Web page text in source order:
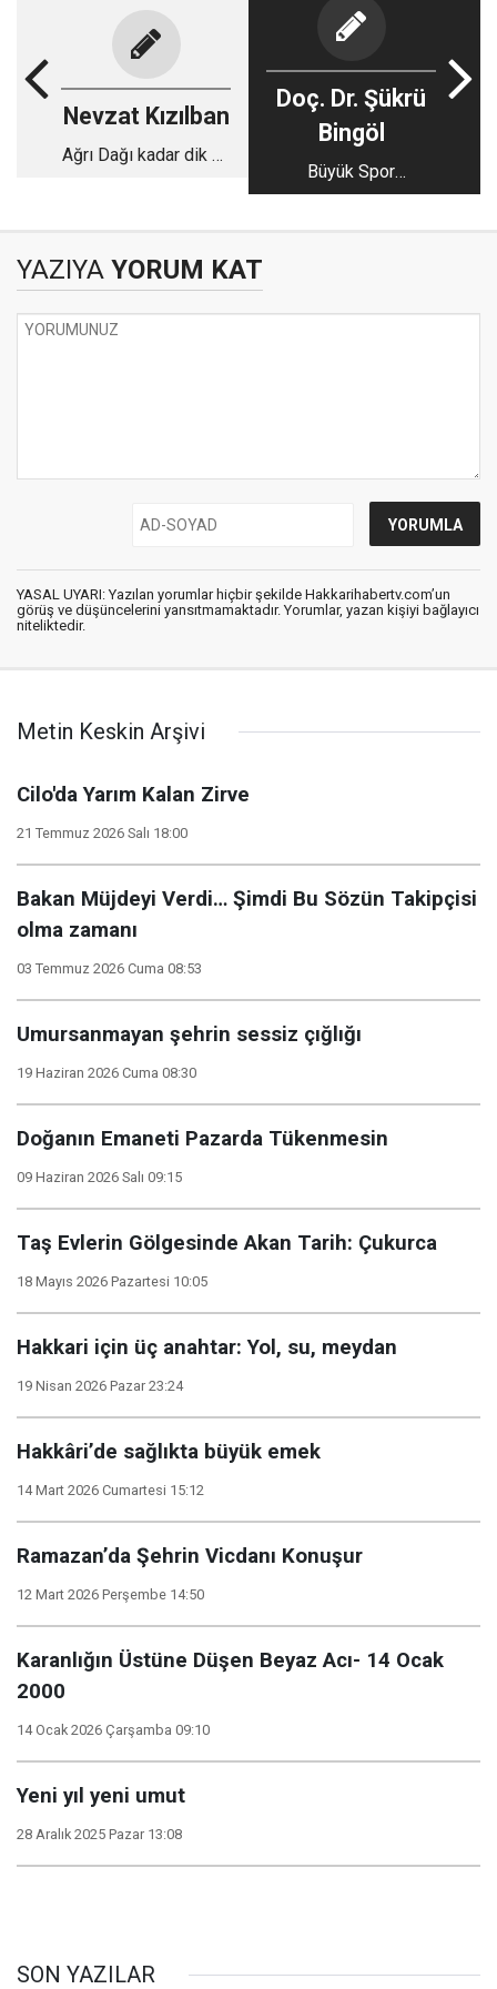
Nevzat Kızılban
Ağrı Dağı kadar dik ve
Doç. Dr. Şükrü
Bingöl
Büyük Spor
Organizasyonlarının
YAZIYA YORUM KAT
YASAL UYARI: Yazılan yorumlar hiçbir şekilde Hakkarihabertv.com’un
görüş ve düşüncelerini yansıtmamaktadır. Yorumlar, yazan kişiyi bağlayıcı
niteliktedir.
Metin Keskin Arşivi
Cilo'da Yarım Kalan Zirve
21 Temmuz 2026 Salı 18:00
Bakan Müjdeyi Verdi… Şimdi Bu Sözün Takipçisi
olma zamanı
03 Temmuz 2026 Cuma 08:53
Umursanmayan şehrin sessiz çığlığı
19 Haziran 2026 Cuma 08:30
Doğanın Emaneti Pazarda Tükenmesin
09 Haziran 2026 Salı 09:15
Taş Evlerin Gölgesinde Akan Tarih: Çukurca
18 Mayıs 2026 Pazartesi 10:05
Hakkari için üç anahtar: Yol, su, meydan
19 Nisan 2026 Pazar 23:24
Hakkâri’de sağlıkta büyük emek
14 Mart 2026 Cumartesi 15:12
Ramazan’da Şehrin Vicdanı Konuşur
12 Mart 2026 Perşembe 14:50
Karanlığın Üstüne Düşen Beyaz Acı- 14 Ocak
2000
14 Ocak 2026 Çarşamba 09:10
Yeni yıl yeni umut
28 Aralık 2025 Pazar 13:08
SON YAZILAR